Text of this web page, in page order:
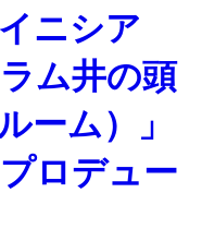
ニシア
ム井の頭
ーム）」
ロデュー